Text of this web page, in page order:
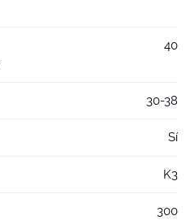
40
30-38
Sí
K3
300